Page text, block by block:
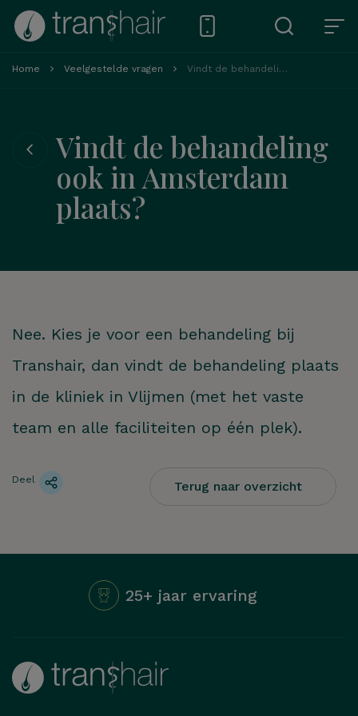
Hoe kunnen we je
Home Veelgestelde vragen Vindt de behandeling ook in Amsterdam plaats?
Vindt de behandeling
ook in Amsterdam
plaats?
Nee. Kies je voor een behandeling bij
Transhair, dan vindt de behandeling plaats
in de kliniek in Vlijmen (met het vaste
team en alle faciliteiten op één plek).
Deel Terug naar overzicht
25+ jaar ervaring